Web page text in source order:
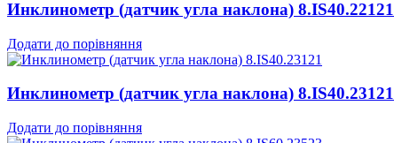
Инклинометр (датчик угла наклона) 8.IS40.22121
Додати до порівняння
Инклинометр (датчик угла наклона) 8.IS40.23121
Додати до порівняння